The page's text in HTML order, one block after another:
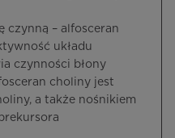
czynną – alfosceran
układu
czynności błony
choliny jest
a także nośnikiem